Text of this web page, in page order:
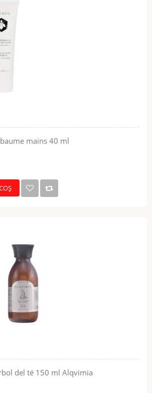
baume mains 40 ml
del té 150 ml Alqvimia